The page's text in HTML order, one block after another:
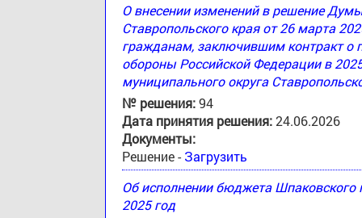
О внесении изменений в решение
Ставропольского края от 26 марта
гражданам, заключившим контракт о
обороны Российской Федерации в
муниципального округа
№ решения:94
Дата принятия решения:24.06.2026
Документы:
Решение - Загрузить
Об исполнении бюджета Шпаковского
2025 год